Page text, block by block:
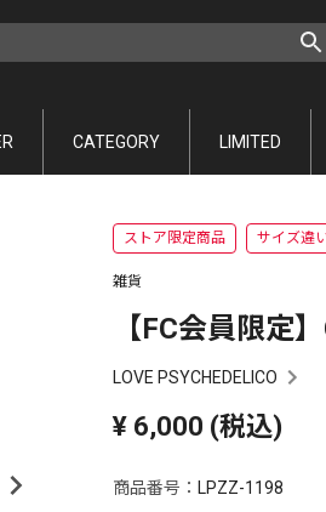
CATEGORY LIMITED
ストア限定商品 サイズ違
雑貨
【FC会員限定
LOVE PSYCHEDELICO
¥ 6,000 (税込)
商品番号： LPZZ-1198